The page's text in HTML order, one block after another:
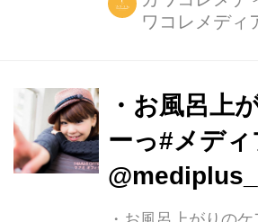
ワコレメディ
・お風呂上
ーっ#メデ